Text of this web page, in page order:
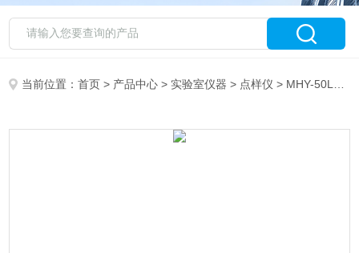
当前位置：首页 > 产品中心 > 实验室仪器 > 点样仪 > MHY-50L全无油空气压缩机